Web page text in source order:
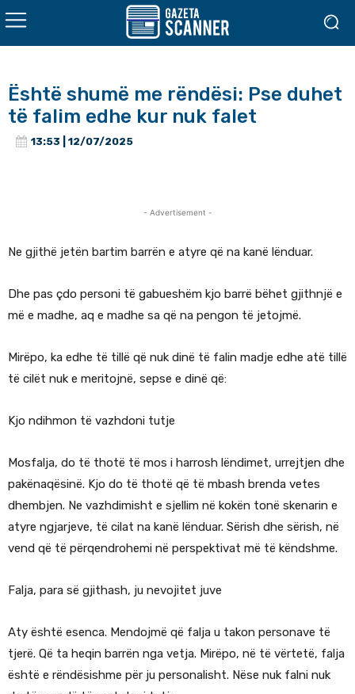
Është shumë me rëndësi: Pse duhet
të falim edhe kur nuk falet
13:53 | 12/07/2025
- Advertisement -
Ne gjithë jetën bartim barrën e atyre që na kanë lënduar.
Dhe pas çdo personi të gabueshëm kjo barrë bëhet gjithnjë e
më e madhe, aq e madhe sa që na pengon të jetojmë.
Mirëpo, ka edhe të tillë që nuk dinë të falin madje edhe atë tillë
të cilët nuk e meritojnë, sepse e dinë që:
Kjo ndihmon të vazhdoni tutje
Mosfalja, do të thotë të mos i harrosh lëndimet, urrejtjen dhe
pakënaqësinë. Kjo do të thotë që të mbash brenda vetes
dhembjen. Ne vazhdimisht e sjellim në kokën tonë skenarin e
atyre ngjarjeve, të cilat na kanë lënduar. Sërish dhe sërish, në
vend që të përqendrohemi në perspektivat më të këndshme.
Falja, para së gjithash, ju nevojitet juve
Aty është esenca. Mendojmë që falja u takon personave të
tjerë. Që ta heqin barrën nga vetja. Mirëpo, në të vërtetë, falja
është e rëndësishme për ju personalisht. Nëse nuk falni nuk